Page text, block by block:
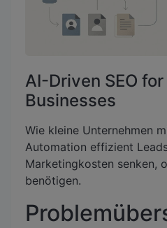
AI-Driven SEO
Businesses
Wie kleine Unternehmen
Automation effizient
Marketingkosten senken,
benötigen.